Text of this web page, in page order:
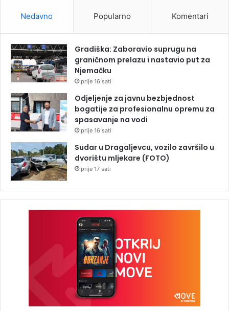
Nedavno Popularno Komentari
Gradiška: Zaboravio suprugu na
graničnom prelazu i nastavio put za
Njemačku
prije 16 sati
Odjeljenje za javnu bezbjednost
bogatije za profesionalnu opremu za
spasavanje na vodi
prije 16 sati
Sudar u Dragaljevcu, vozilo završilo u
dvorištu mljekare (FOTO)
prije 17 sati